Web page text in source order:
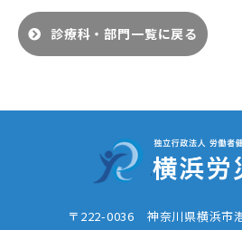
診療科・部門一覧に戻る
〒222-0036 神奈川県横浜市